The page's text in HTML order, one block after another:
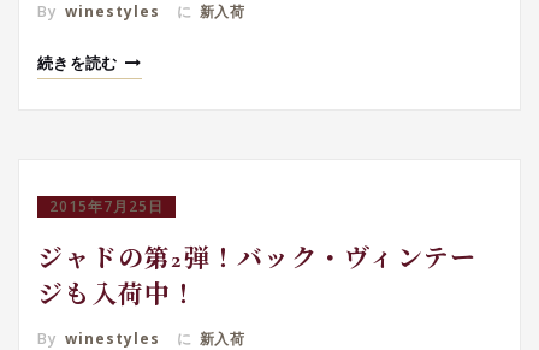
By winestyles に 新入荷
続きを読む
2015年7月25日
ジャドの第2弾！バック・ヴィンテー
ジも入荷中！
By winestyles に 新入荷